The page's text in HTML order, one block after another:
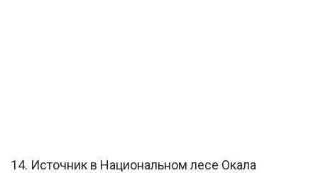
14. Источник в Национальном лесе Окала